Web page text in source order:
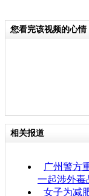
您看完该视频的心情
相关报道
广州警方
一起涉外毒
女子为减